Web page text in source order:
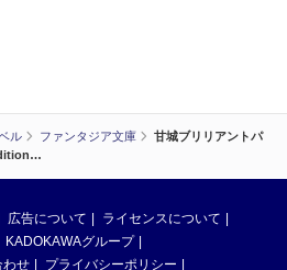
ル ファンタジア文庫
甘城ブリリアントパ
広告について
ライセンスについて
KADOKAWAグループ
わせ プライバシーポリシー